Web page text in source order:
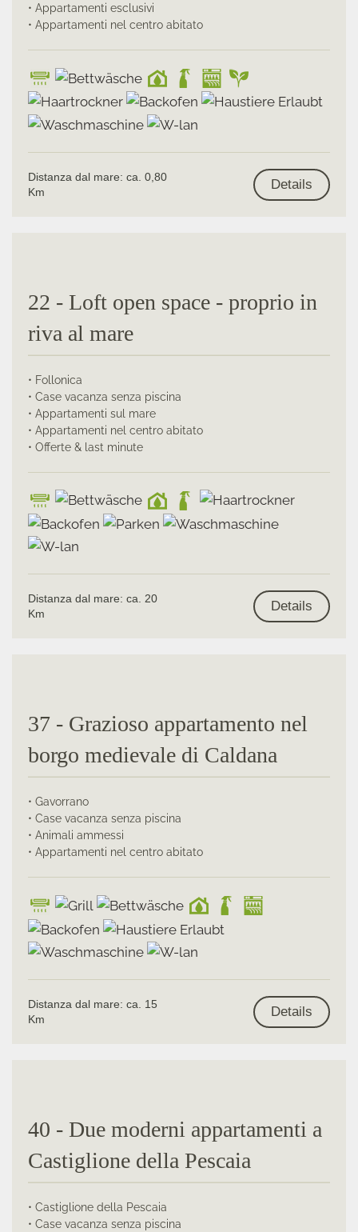
• Appartamenti esclusivi
• Appartamenti nel centro abitato
Distanza dal mare: ca. 0,80
Km
Details
22 - Loft open space - proprio in
riva al mare
• Follonica
• Case vacanza senza piscina
• Appartamenti sul mare
• Appartamenti nel centro abitato
• Offerte & last minute
Distanza dal mare: ca. 20
Km
Details
37 - Grazioso appartamento nel
borgo medievale di Caldana
• Gavorrano
• Case vacanza senza piscina
• Animali ammessi
• Appartamenti nel centro abitato
Distanza dal mare: ca. 15
Km
Details
40 - Due moderni appartamenti a
Castiglione della Pescaia
• Castiglione della Pescaia
• Case vacanza senza piscina